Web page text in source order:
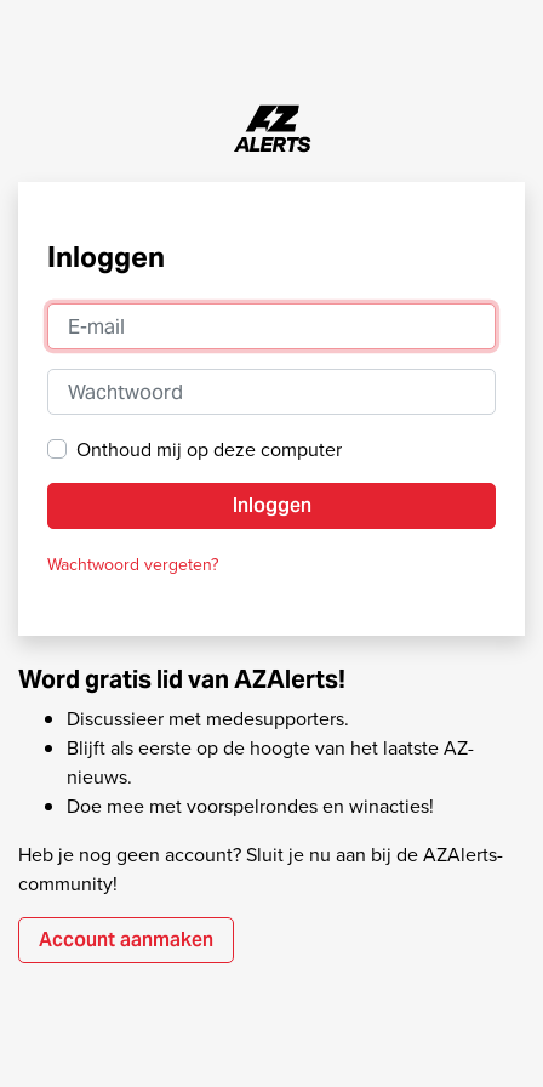
Inloggen
E-mail
Wachtwoord
Onthoud mij op deze computer
Inloggen
Wachtwoord vergeten?
Word gratis lid van AZAlerts!
Discussieer met medesupporters.
Blijft als eerste op de hoogte van het laatste AZ-
nieuws.
Doe mee met voorspelrondes en winacties!
Heb je nog geen account? Sluit je nu aan bij de AZAlerts-
community!
Account aanmaken